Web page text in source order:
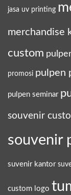
jasa uv printing
merchandise
custom
promosi pulpen
pulpen seminar
souvenir
souvenir
suvenir kantor
custom logo